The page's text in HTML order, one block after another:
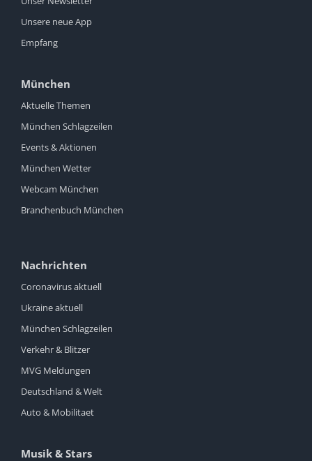
Unsere neue App
Empfang
München
Aktuelle Themen
München Schlagzeilen
Events & Aktionen
München Wetter
Webcam München
Branchenbuch München
Nachrichten
Coronavirus aktuell
Ukraine aktuell
München Schlagzeilen
Verkehr & Blitzer
MVG Meldungen
Deutschland & Welt
Auto & Mobilitaet
Musik & Stars